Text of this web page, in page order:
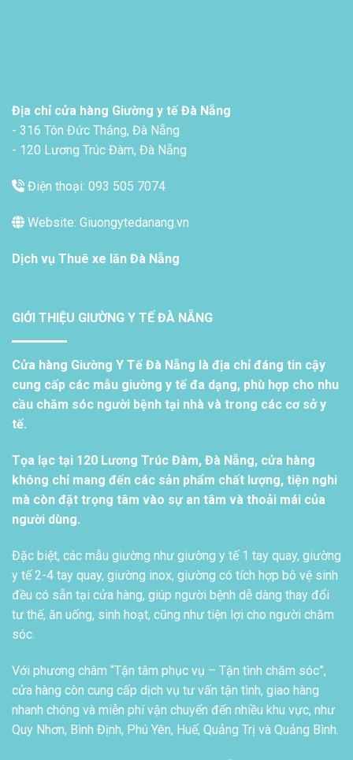
Địa chỉ cửa hàng Giường y tế Đà Nẵng
- 316 Tôn Đức Thắng, Đà Nẵng
- 120 Lương Trúc Đàm, Đà Nẵng
Điện thoại: 093 505 7074
Website: Giuongytedanang.vn
Dịch vụ Thuê xe lăn Đà Nẵng
GIỚI THIỆU GIƯỜNG Y TẾ ĐÀ NẴNG
Cửa hàng Giường Y Tế Đà Nẵng là địa chỉ đáng tin cậy
cung cấp các mẫu giường y tế đa dạng, phù hợp cho nhu
cầu chăm sóc người bệnh tại nhà và trong các cơ sở y
tế.
Tọa lạc tại 120 Lương Trúc Đàm, Đà Nẵng, cửa hàng
không chỉ mang đến các sản phẩm chất lượng, tiện nghi
mà còn đặt trọng tâm vào sự an tâm và thoải mái của
người dùng.
Đặc biệt, các mẫu giường như giường y tế 1 tay quay, giường
y tế 2-4 tay quay, giường inox, giường có tích hợp bô vệ sinh
đều có sẵn tại cửa hàng, giúp người bệnh dễ dàng thay đổi
tư thế, ăn uống, sinh hoạt, cũng như tiện lợi cho người chăm
sóc.
Với phương châm “Tận tâm phục vụ – Tận tình chăm sóc”,
cửa hàng còn cung cấp dịch vụ tư vấn tận tình, giao hàng
nhanh chóng và miễn phí vận chuyển đến nhiều khu vực, như
Quy Nhơn, Bình Định, Phú Yên, Huế, Quảng Trị và Quảng Bình.